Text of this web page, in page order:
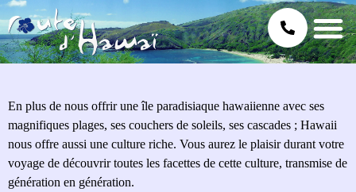
En plus de nous offrir une île paradisiaque hawaiienne avec ses
magnifiques plages, ses couchers de soleils, ses cascades ; Hawaii
nous offre aussi une culture riche. Vous aurez le plaisir durant votre
voyage de découvrir toutes les facettes de cette culture, transmise de
génération en génération.